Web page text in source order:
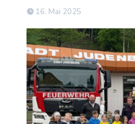
16. Mai 2025